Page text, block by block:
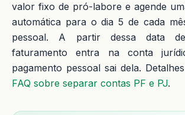
valor fixo de pró-labore e agende
automática para o dia 5 de cada
pessoal. A partir dessa data
faturamento entra na conta
pagamento pessoal sai dela.
FAQ sobre separar contas PF e PJ.